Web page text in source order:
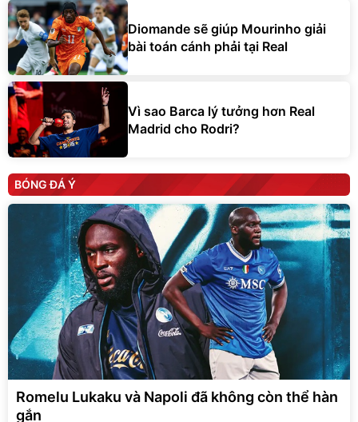
Diomande sẽ giúp Mourinho giải
bài toán cánh phải tại Real
Vì sao Barca lý tưởng hơn Real
Madrid cho Rodri?
BÓNG ĐÁ Ý
Romelu Lukaku và Napoli đã không còn thể hàn
gắn